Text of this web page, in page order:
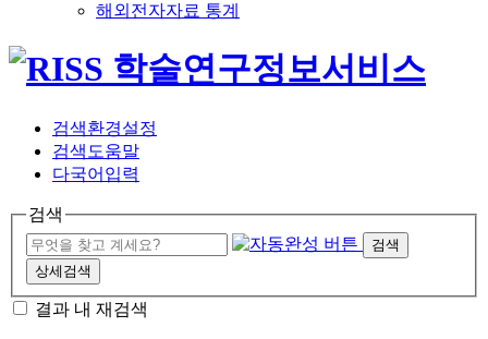
해외전자자료 통계
검색환경설정
검색도움말
다국어입력
검색
검색
상세검색
결과 내 재검색